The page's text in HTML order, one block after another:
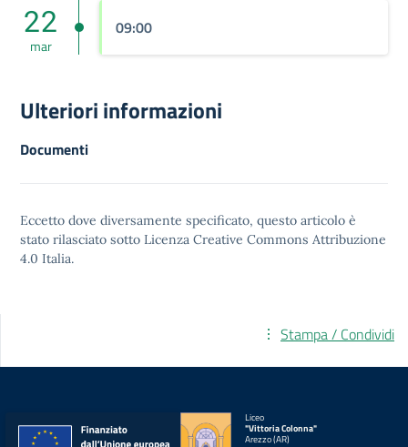
22
mar
09:00
Ulteriori informazioni
Documenti
Eccetto dove diversamente specificato, questo articolo è
stato rilasciato sotto Licenza Creative Commons Attribuzione
4.0 Italia.
Stampa / Condividi
Liceo
"Vittoria Colonna"
Arezzo (AR)